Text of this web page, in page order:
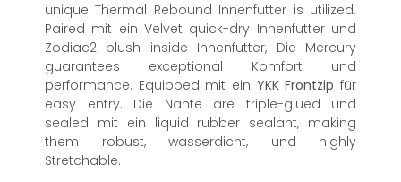
unique Thermal Rebound Innenfutter is utilized.
Paired mit ein Velvet quick-dry Innenfutter und
Zodiac2 plush inside Innenfutter, Die Mercury
guarantees exceptional Komfort und
performance. Equipped mit ein YKK Frontzip für
easy entry. Die Nähte are triple-glued und
sealed mit ein liquid rubber sealant, making
them robust, wasserdicht, und highly
Stretchable.